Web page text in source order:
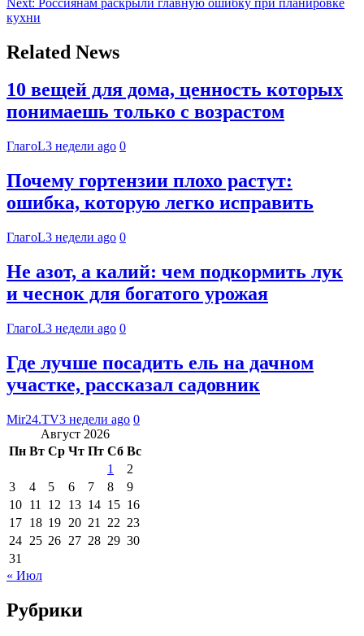
кухни
Related News
10 вещей для дома, ценность которых
понимаешь только с возрастом
ГлагоL3 недели ago 0
Почему гортензии плохо растут:
ошибка, которую легко исправить
ГлагоL3 недели ago 0
Не азот, а калий: чем подкормить лук
и чеснок для богатого урожая
ГлагоL3 недели ago 0
Где лучше посадить ель на дачном
участке, рассказал садовник
Mir24.TV3 недели ago 0
Август 2026
Пн Вт Ср Чт Пт Сб Вс
1
2
3
4 5 6 7 8
9
10 11 12 13 14 15 16
17 18 19 20 21 22 23
24 25 26 27 28 29 30
31
« Июл
Рубрики